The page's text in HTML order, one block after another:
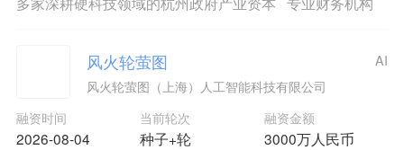
风火轮萤图
风火轮萤图（上海）人工智能科技有限公司
融资时间
2026-08-04
当前轮次
种子+轮
融资金额
3000万人民币
AI